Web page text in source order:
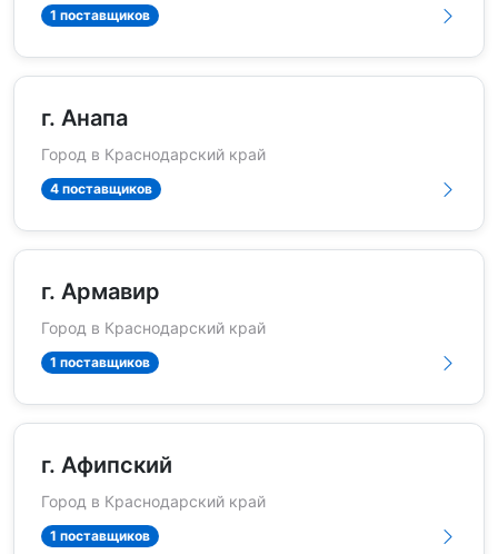
1 поставщиков
г. Анапа
Город в Краснодарский край
4 поставщиков
г. Армавир
Город в Краснодарский край
1 поставщиков
г. Афипский
Город в Краснодарский край
1 поставщиков